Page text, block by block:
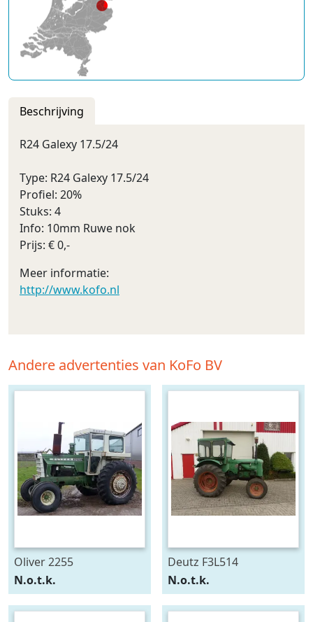
Beschrijving
R24 Galexy 17.5/24
Type: R24 Galexy 17.5/24
Profiel: 20%
Stuks: 4
Info: 10mm Ruwe nok
Prijs: € 0,-
Meer informatie:
http://www.kofo.nl
Andere advertenties van KoFo BV
Oliver 2255
N.o.t.k.
Deutz F3L514
N.o.t.k.